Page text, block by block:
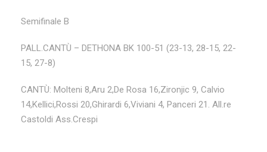
Semifinale B
PALL.CANTÙ – DETHONA BK 100-51 (23-13, 28-15, 22-
15, 27-8)
CANTÙ: Molteni 8,Aru 2,De Rosa 16,Zironjic 9, Calvio
14,Kellici,Rossi 20,Ghirardi 6,Viviani 4, Panceri 21. All.re
Castoldi Ass.Crespi